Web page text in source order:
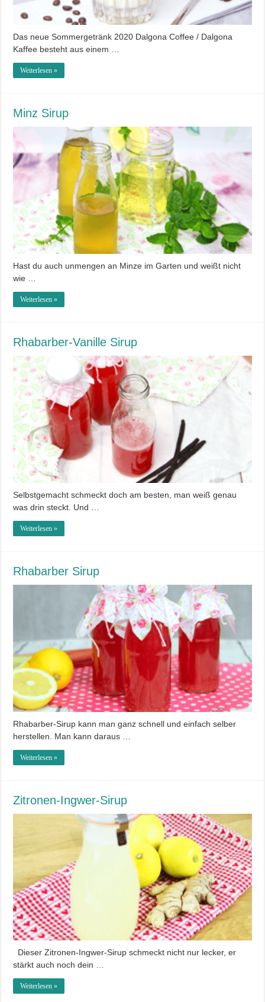
Das neue Sommergetränk 2020 Dalgona Coffee / Dalgona
Kaffee besteht aus einem …
Weiterlesen »
Minz Sirup
Hast du auch unmengen an Minze im Garten und weißt nicht
wie …
Weiterlesen »
Rhabarber-Vanille Sirup
Selbstgemacht schmeckt doch am besten, man weiß genau
was drin steckt. Und …
Weiterlesen »
Rhabarber Sirup
Rhabarber-Sirup kann man ganz schnell und einfach selber
herstellen. Man kann daraus …
Weiterlesen »
Zitronen-Ingwer-Sirup
Dieser Zitronen-Ingwer-Sirup schmeckt nicht nur lecker, er
stärkt auch noch dein …
Weiterlesen »